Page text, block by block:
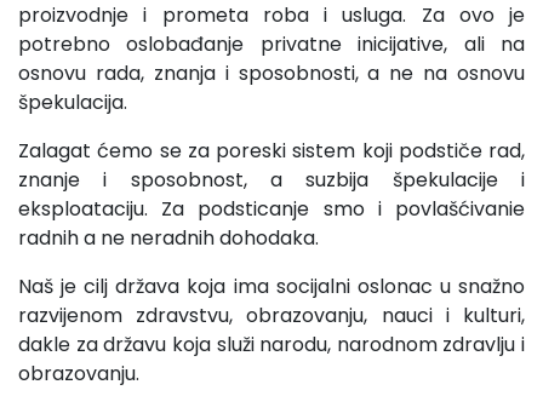
proizvodnje i prometa roba i usluga. Za ovo je
potrebno oslobađanje privatne inicijative, ali na
osnovu rada, znanja i sposobnosti, a ne na osnovu
špekulacija.
Zalagat ćemo se za poreski sistem koji podstiče rad,
znanje i sposobnost, a suzbija špekulacije i
eksploataciju. Za podsticanje smo i povlašćivanie
radnih a ne neradnih dohoda­ka.
Naš je cilj država koja ima socijalni oslonac u snažno
razvijenom zdravstvu, obrazovanju, nauci i kulturi,
dakle za državu koja služi narodu, narodnom zdravlju i
obrazovanju.